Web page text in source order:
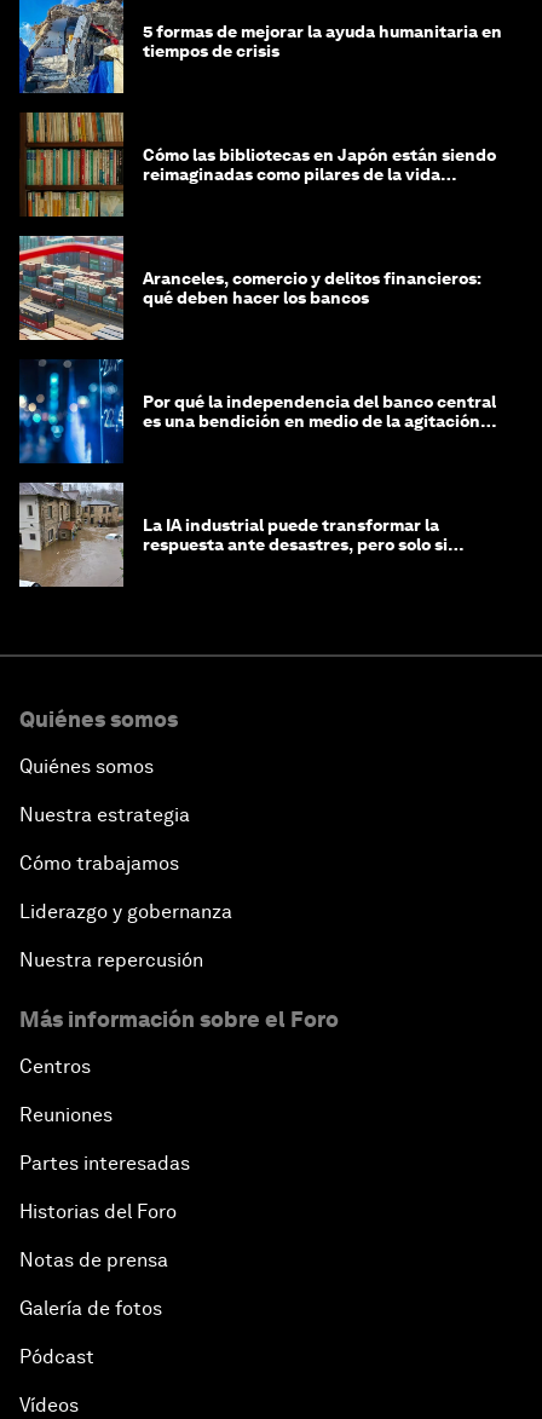
5 formas de mejorar la ayuda humanitaria en
tiempos de crisis
Cómo las bibliotecas en Japón están siendo
reimaginadas como pilares de la vida
Aranceles, comercio y delitos financieros:
qué deben hacer los bancos
Por qué la independencia del banco central
es una bendición en medio de la agitación
La IA industrial puede transformar la
respuesta ante desastres, pero solo si
Quiénes somos
Quiénes somos
Nuestra estrategia
Cómo trabajamos
Liderazgo y gobernanza
Nuestra repercusión
Más información sobre el Foro
Centros
Reuniones
Partes interesadas
Historias del Foro
Notas de prensa
Galería de fotos
Pódcast
Vídeos